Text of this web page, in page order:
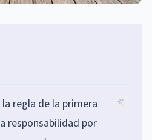
regla de la primera
responsabilidad por